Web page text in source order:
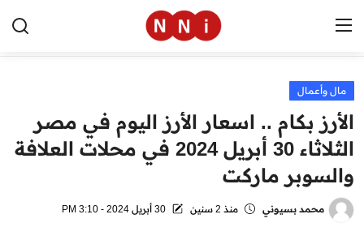
الرئيسية
اخبار مصر
العالم
الرياضة
مال وأعمال
الأرز بكام .. اسعار الأرز اليوم في مصر
الثلاثاء 30 أبريل 2024 في محلات العلافة
والسوبر ماركت
محمد بسيوني منذ 2 سنين 30 أبريل 2024 - 3:10 PM